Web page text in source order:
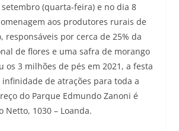
(quarta-feira) e no dia 8
aos produtores rurais de
responsáveis por cerca de 25% da
de flores e uma safra de morango
os 3 milhões de pés em 2021, a festa
de atrações para toda a
do Parque Edmundo Zanoni é
Netto, 1030 – Loanda.